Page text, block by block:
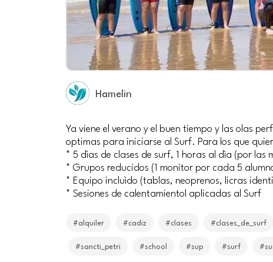
Hamelin
Ya viene el verano y el buen tiempo y las olas
optimas para iniciarse al Surf. Para los que
* 5 dìas de clases de surf, 1 horas al dìa (por
* Grupos reducidos (1 monitor por cada 5
* Equipo incluìdo (tablas, neoprenos, licras
* Sesiones de calentamientol aplicadas al Surf
#alquiler #cadiz #clases #clases_de_surf
#sancti_petri #school #sup #surf